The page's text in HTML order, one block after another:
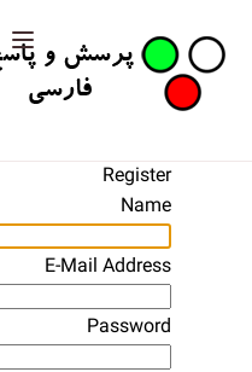
Register
Name
E-Mail Address
Password